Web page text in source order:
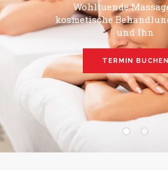
Wohltuende
kosmetische
und Ihn
TERMIN BUCHEN